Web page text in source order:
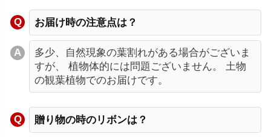
お届け時の注意点は？
多少、自然現象の葉割れがある場合がございま
すが、 植物体的には問題ございません。 土物
の観葉植物でのお届けです。
贈り物の時のリボンは？